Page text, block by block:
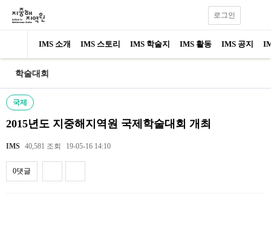
IMS 소개 IMS 스토리 IMS 학술지 IMS 활동 IMS 공지
로그인
학술대회
국제
2015년도 지중해지역원 국제학술대회 개최
IMS 40,581 조회 19-05-16 14:10
0댓글